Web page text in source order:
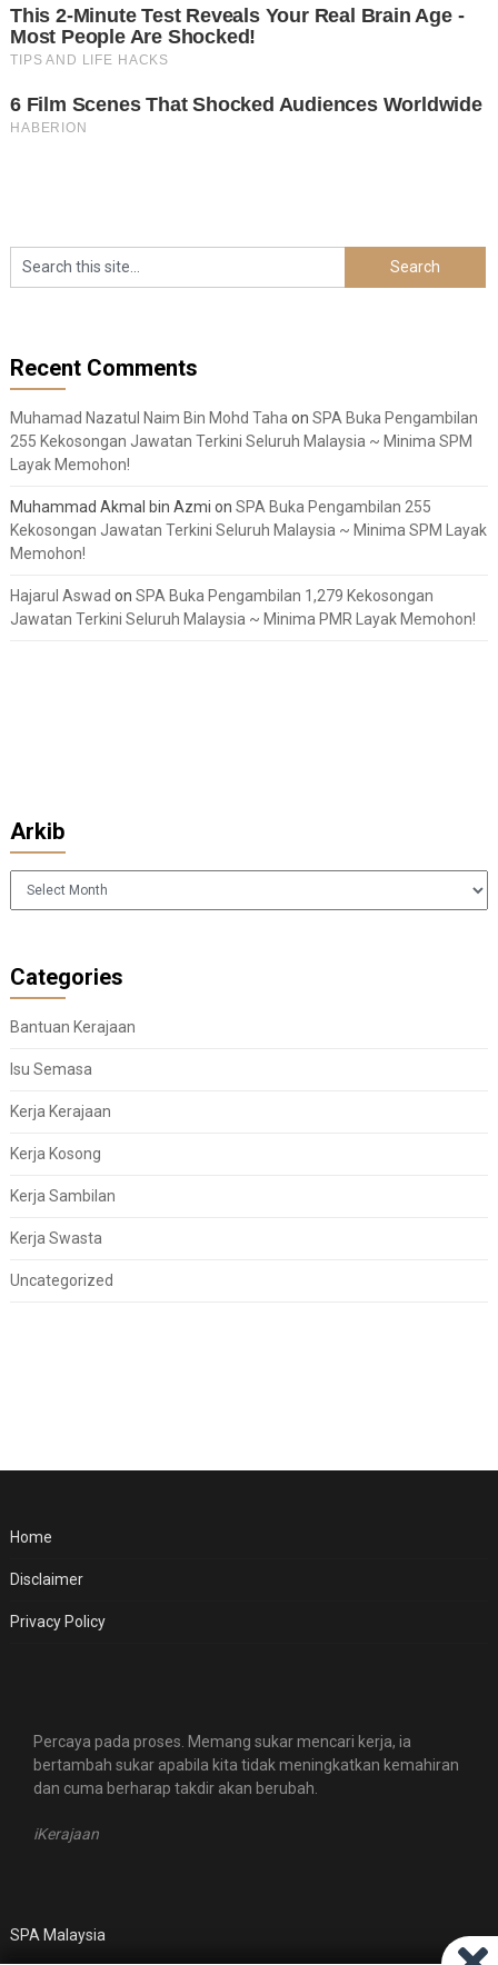
Recent Comments
Muhamad Nazatul Naim Bin Mohd Tahaon SPA Buka Pengambilan
255 Kekosongan Jawatan Terkini Seluruh Malaysia ~ Minima SPM
Layak Memohon!
Muhammad Akmal bin Azmi on SPA Buka Pengambilan 255
Kekosongan Jawatan Terkini Seluruh Malaysia ~ Minima SPM Layak
Memohon!
Hajarul Aswad on SPA Buka Pengambilan 1,279 Kekosongan
Jawatan Terkini Seluruh Malaysia ~ Minima PMR Layak Memohon!
Arkib
Arkib
Categories
Bantuan Kerajaan
Isu Semasa
Kerja Kerajaan
Kerja Kosong
Kerja Sambilan
Kerja Swasta
Uncategorized
Home
Disclaimer
Privacy Policy
Percaya pada proses. Memang sukar mencari kerja, ia
bertambah sukar apabila kita tidak meningkatkan kemahiran
dan cuma berharap takdir akan berubah.
iKerajaan
SPA Malaysia